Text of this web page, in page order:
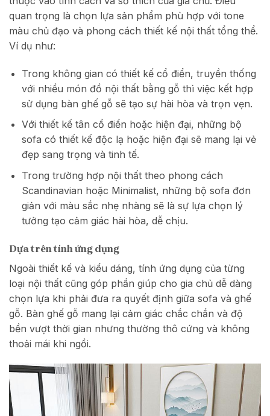
quan trọng là chọn lựa sản phẩm phù hợp với tone
màu chủ đạo và phong cách thiết kế nội thất tổng thể.
Ví dụ như:
Trong không gian có thiết kế cổ điển, truyền thống
với nhiều món đồ nội thất bằng gỗ thì việc kết hợp
sử dụng bàn ghế gỗ sẽ tạo sự hài hòa và trọn vẹn.
Với thiết kế tân cổ điển hoặc hiện đại, những bộ
sofa có thiết kế độc lạ hoặc hiện đại sẽ mang lại vẻ
đẹp sang trọng và tinh tế.
Trong trường hợp nội thất theo phong cách
Scandinavian hoặc Minimalist, những bộ sofa đơn
giản với màu sắc nhẹ nhàng sẽ là sự lựa chọn lý
tưởng tạo cảm giác hài hòa, dễ chịu.
Dựa trên tính ứng dụng
Ngoài thiết kế và kiểu dáng, tính ứng dụng của từng
loại nội thất cũng góp phần giúp cho gia chủ dễ dàng
chọn lựa khi phải đưa ra quyết định giữa sofa và ghế
gỗ. Bàn ghế gỗ mang lại cảm giác chắc chắn và độ
bền vượt thời gian nhưng thường thô cứng và không
thoải mái khi ngồi.